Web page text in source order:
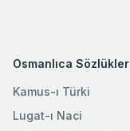
Osmanlıca Sözlükler
Kamus-ı Türki
Lugat-ı Naci